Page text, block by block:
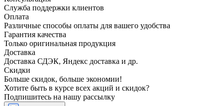
Служба поддержки клиентов
Оплата
Различные способы оплаты для вашего удобства
Гарантия качества
Только оригинальная продукция
Доставка
Доставка СДЭК, Яндекс доставка и др.
Скидки
Больше скидок, больше экономии!
Хотите быть в курсе всех акций и скидок?
Подпишитесь на нашу рассылку